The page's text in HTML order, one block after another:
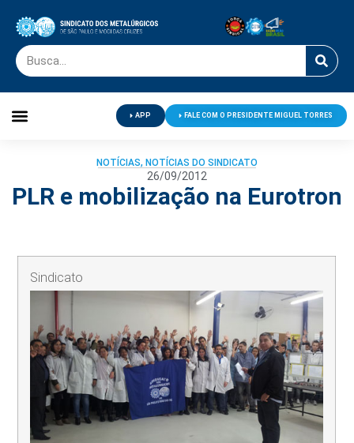
APP FALE COM O PRESIDENTE MIGUEL TORRES
NOTÍCIAS, NOTÍCIAS DO SINDICATO
26/09/2012
PLR e mobilização na Eurotron
Sindicato